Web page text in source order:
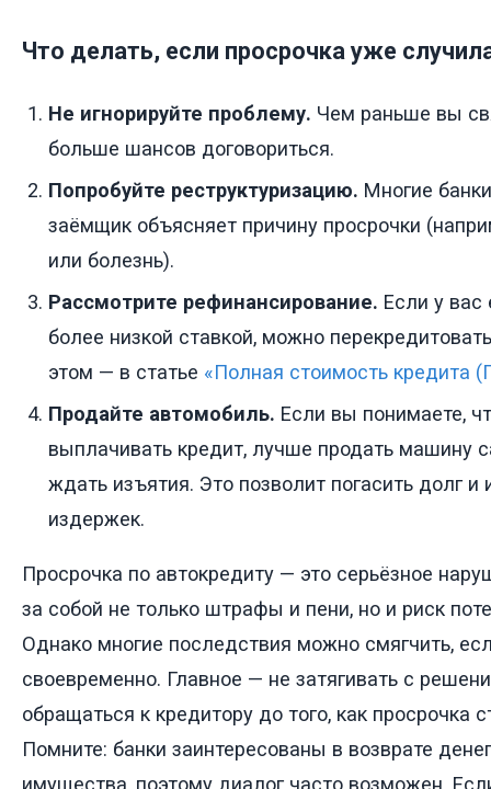
Что делать, если просрочка уже
Не игнорируйте проблему. Чем раньше вы
больше шансов договориться.
Попробуйте реструктуризацию. Многие
заёмщик объясняет причину просрочки
или болезнь).
Рассмотрите рефинансирование. Если у вас
более низкой ставкой, можно
этом — в статье «Полная стоимость кредита
Продайте автомобиль. Если вы понимаете,
выплачивать кредит, лучше продать машину
ждать изъятия. Это позволит погасить долг
издержек.
Просрочка по автокредиту — это серьёзное
за собой не только штрафы и пени, но и риск
Однако многие последствия можно смягчить,
своевременно. Главное — не затягивать с
обращаться к кредитору до того, как просрочка
Помните: банки заинтересованы в возврате
имущества, поэтому диалог часто возможен.